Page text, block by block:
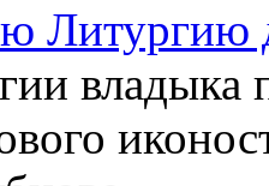
Литургию
владыка